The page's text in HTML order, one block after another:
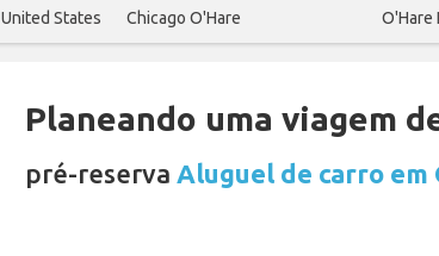
United States Chicago O'Hare O'Hare
Planeando uma viagem
pré-reserva Aluguel de carro